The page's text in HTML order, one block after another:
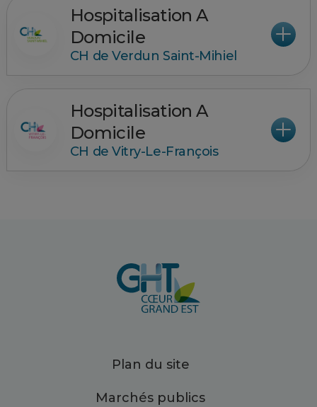
Hospitalisation A
Domicile
CH de Verdun Saint-Mihiel
Hospitalisation A
Domicile
CH de Vitry-Le-François
Plan du site
Marchés publics